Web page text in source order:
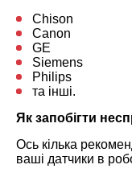
Chison
Canon
GE
Siemens
Philips
та інші.
Як запобігти
Ось кілька
ваші датчики в